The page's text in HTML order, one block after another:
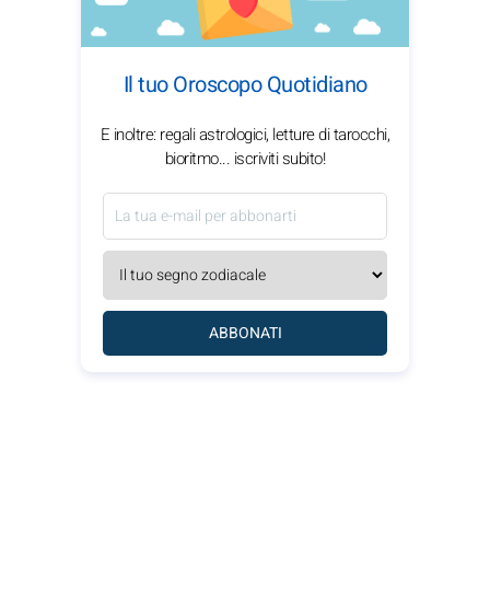
Il tuo Oroscopo Quotidiano
E inoltre: regali astrologici, letture di tarocchi,
bioritmo... iscriviti subito!
ABBONATI